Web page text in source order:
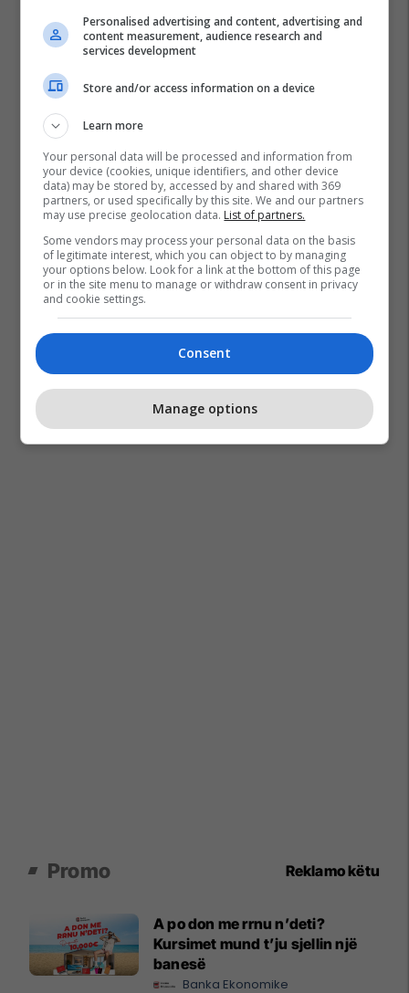
Auto Mita Renault Austral Cilesi
Prishtina Mall
Promo Reklamo këtu
A po don me rrnu n’deti?
Kursimet mund t’ju sjellin një
banesë
Banka Ekonomike
Personalised advertising and content, advertising and
content measurement, audience research and
services development
Store and/or access information on a device
Learn more
Your personal data will be processed and information from
your device (cookies, unique identifiers, and other device
data) may be stored by, accessed by and shared with 369
partners, or used specifically by this site. We and our partners
may use precise geolocation data. List of partners.
Some vendors may process your personal data on the basis
of legitimate interest, which you can object to by managing
your options below. Look for a link at the bottom of this page
or in the site menu to manage or withdraw consent in privacy
and cookie settings.
Consent
Manage options